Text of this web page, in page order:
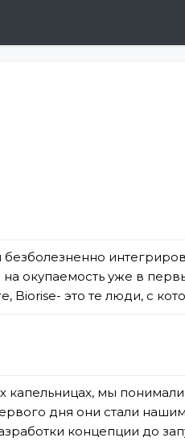
на окупаемость уже в
это те люди, с
мы понимали,
дня они стали
концепции до